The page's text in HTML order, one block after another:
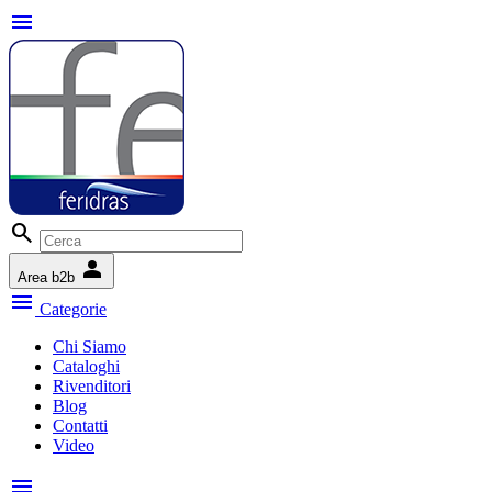
menu
search
Area b2b person
menu Categorie
Chi Siamo
Cataloghi
Rivenditori
Blog
Contatti
Video